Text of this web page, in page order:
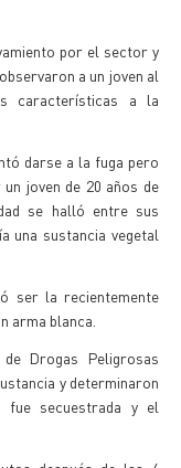
por el sector y
a un joven al
características a la
darse a la fuga pero
joven de 20 años de
se halló entre sus
una sustancia vegetal
ser la recientemente
arma blanca.
Drogas Peligrosas
y determinaron
fue secuestrada y el